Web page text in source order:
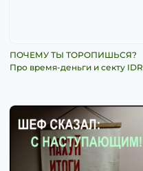
ПОЧЕМУ ТЫ ТОРОПИШЬСЯ?
Про время-деньги и секту IDR